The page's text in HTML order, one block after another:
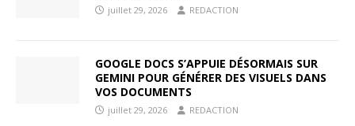
juillet 29, 2026 REDACTION
GOOGLE DOCS S’APPUIE DÉSORMAIS SUR
GEMINI POUR GÉNÉRER DES VISUELS DANS
VOS DOCUMENTS
juillet 29, 2026 REDACTION